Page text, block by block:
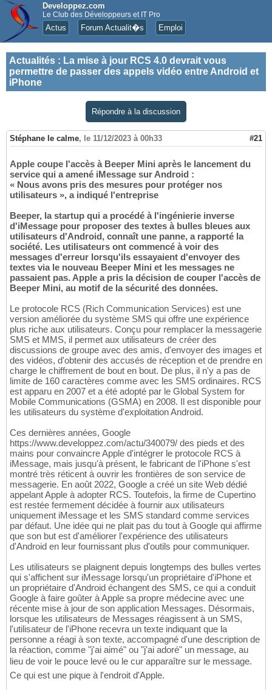
Developpez.com
Le Club des Développeurs et IT Pro
Actus Forum Actualit�s Emploi
Actualités : La mise à jour RCS 4.0 devrait vous
permettre de passer des appels vidéo entre Android et
iPhone
Répondre à la discussion
Stéphane le calme, le 11/12/2023 à 00h33 #21
Apple coupe l'accès à Beeper Mini après le lancement du
service qui a amené iMessage sur Android :
« Nous avons pris des mesures pour protéger nos
utilisateurs », a indiqué l'entreprise
Beeper, la startup qui a procédé à l'ingénierie inverse
d'iMessage pour proposer des textes à bulles bleues aux
utilisateurs d'Android, connaît une panne, a rapporté la
société. Les utilisateurs ont commencé à voir des
messages d'erreur lorsqu'ils essayaient d'envoyer des
textes via le nouveau Beeper Mini et les messages ne
passaient pas. Apple a pris la décision de couper l'accès de
Beeper Mini, au motif de la sécurité des données.
Le protocole RCS (Rich Communication Services) est une
version améliorée du système SMS qui offre une expérience
plus riche aux utilisateurs. Conçu pour remplacer la messagerie
SMS et MMS, il permet aux utilisateurs de créer des
discussions de groupe avec des amis, d'envoyer des images et
des vidéos, d'obtenir des accusés de réception et de prendre en
charge le chiffrement de bout en bout. De plus, il n'y a pas de
limite de 160 caractères comme avec les SMS ordinaires. RCS
est apparu en 2007 et a été adopté par le Global System for
Mobile Communications (GSMA) en 2008. Il est disponible pour
les utilisateurs du système d'exploitation Android.
Ces dernières années, Google
https://www.developpez.com/actu/340079/ des pieds et des
mains pour convaincre Apple d'intégrer le protocole RCS à
iMessage, mais jusqu'à présent, le fabricant de l'iPhone s'est
montré très réticent à ouvrir les frontières de son service de
messagerie. En août 2022, Google a créé un site Web dédié
appelant Apple à adopter RCS. Toutefois, la firme de Cupertino
est restée fermement décidée à fournir aux utilisateurs
uniquement iMessage et les SMS standard comme services
par défaut. Une idée qui ne plait pas du tout à Google qui affirme
que son but est d'améliorer l'expérience des utilisateurs
d'Android en leur fournissant plus d'outils pour communiquer.
Les utilisateurs se plaignent depuis longtemps des bulles vertes
qui s'affichent sur iMessage lorsqu'un propriétaire d'iPhone et
un propriétaire d'Android échangent des SMS, ce qui a conduit
Google à faire goûter à Apple sa propre médecine avec une
récente mise à jour de son application Messages. Désormais,
lorsque les utilisateurs de Messages réagissent à un SMS,
l'utilisateur de l'iPhone recevra un texte indiquant que la
personne a réagi à son texte, accompagné d'une description de
la réaction, comme "j'ai aimé" ou "j'ai adoré" un message, au
lieu de voir le pouce levé ou le cur apparaître sur le message.
Ce qui est une pique à l'endroit d'Apple.